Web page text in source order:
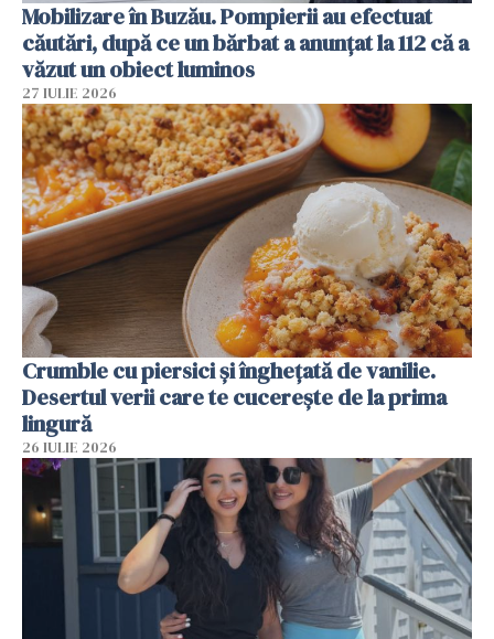
Mobilizare în Buzău. Pompierii au efectuat
căutări, după ce un bărbat a anunțat la 112 că a
văzut un obiect luminos
27 IULIE 2026
Crumble cu piersici și înghețată de vanilie.
Desertul verii care te cucerește de la prima
lingură
26 IULIE 2026